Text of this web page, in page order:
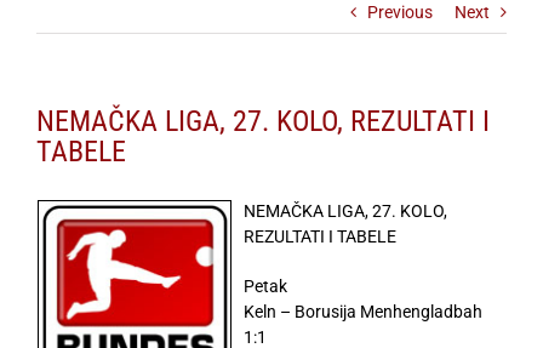
Previous Next
NEMAČKA LIGA, 27. KOLO, REZULTATI I
TABELE
NEMAČKA LIGA, 27. KOLO,
REZULTATI I TABELE
Petak
Keln – Borusija Menhengladbah
1:1